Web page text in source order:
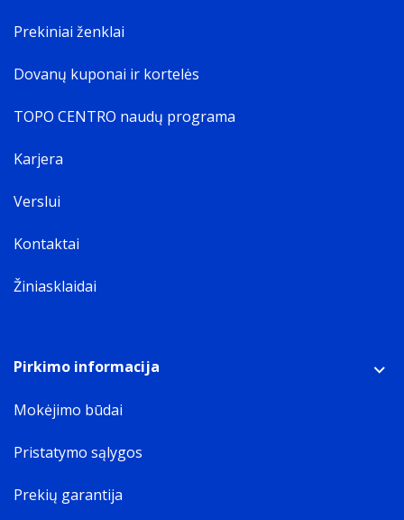
Prekiniai ženklai
Dovanų kuponai ir kortelės
TOPO CENTRO naudų programa
Karjera
Verslui
Kontaktai
Žiniasklaidai
Pirkimo informacija
Mokėjimo būdai
Pristatymo sąlygos
Prekių garantija